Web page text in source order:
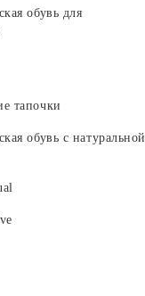
обувь для
тапочки
обувь с натуральной